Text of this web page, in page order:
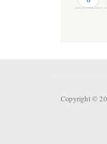
Copyright ©